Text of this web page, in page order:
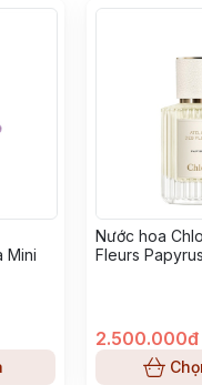
Mini
Nước hoa
Fleurs Papyrus
2.500.000đ